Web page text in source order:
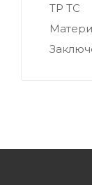
ТР ТС